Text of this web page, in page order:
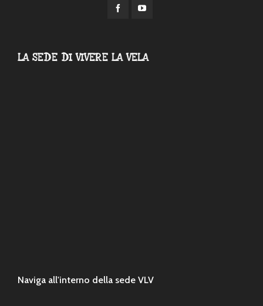
LA SEDE DI VIVERE LA VELA
Naviga all'interno della sede VLV